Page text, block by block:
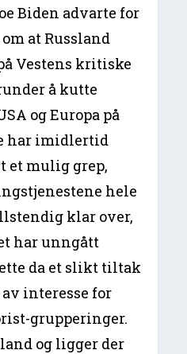
Biden advarte for
at Russland
Vestens kritiske
å kutte
og Europa på
har imidlertid
mulig grep,
hele
klar over,
har unngått
da et slikt tiltak
interesse for
grupperinger.
og ligger der